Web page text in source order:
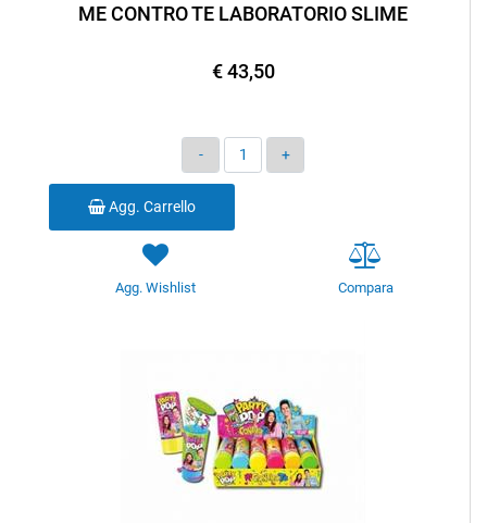
ME CONTRO TE LABORATORIO SLIME
€ 43,50
Quantità
Agg. Carrello
Agg. Wishlist Compara